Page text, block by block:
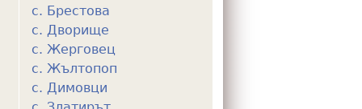
с. Брестова
с. Дворище
с. Жерговец
с. Жълтопоп
с. Димовци